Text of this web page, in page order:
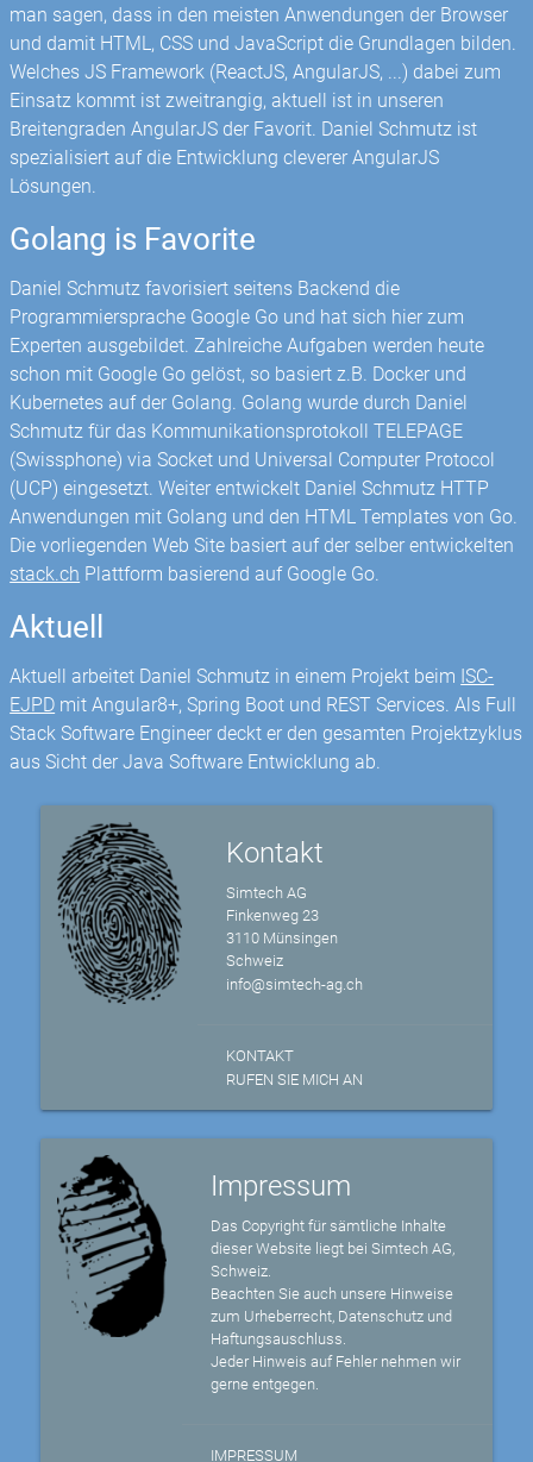
man sagen, dass in den meisten Anwendungen der Browser
und damit HTML, CSS und JavaScript die Grundlagen bilden.
Welches JS Framework (ReactJS, AngularJS, ...) dabei zum
Einsatz kommt ist zweitrangig, aktuell ist in unseren
Breitengraden AngularJS der Favorit. Daniel Schmutz ist
spezialisiert auf die Entwicklung cleverer AngularJS
Lösungen.
Golang is Favorite
Daniel Schmutz favorisiert seitens Backend die
Programmiersprache Google Go und hat sich hier zum
Experten ausgebildet. Zahlreiche Aufgaben werden heute
schon mit Google Go gelöst, so basiert z.B. Docker und
Kubernetes auf der Golang. Golang wurde durch Daniel
Schmutz für das Kommunikationsprotokoll TELEPAGE
(Swissphone) via Socket und Universal Computer Protocol
(UCP) eingesetzt. Weiter entwickelt Daniel Schmutz HTTP
Anwendungen mit Golang und den HTML Templates von Go.
Die vorliegenden Web Site basiert auf der selber entwickelten
stack.ch Plattform basierend auf Google Go.
Aktuell
Aktuell arbeitet Daniel Schmutz in einem Projekt beim ISC-
EJPD mit Angular8+, Spring Boot und REST Services. Als Full
Stack Software Engineer deckt er den gesamten Projektzyklus
aus Sicht der Java Software Entwicklung ab.
Kontakt
Simtech AG
Finkenweg 23
3110 Münsingen
Schweiz
info@simtech-ag.ch
KONTAKT
RUFEN SIE MICH AN
Impressum
Das Copyright für sämtliche Inhalte
dieser Website liegt bei Simtech AG,
Schweiz.
Beachten Sie auch unsere Hinweise
zum Urheberrecht, Datenschutz und
Haftungsauschluss.
Jeder Hinweis auf Fehler nehmen wir
gerne entgegen.
IMPRESSUM